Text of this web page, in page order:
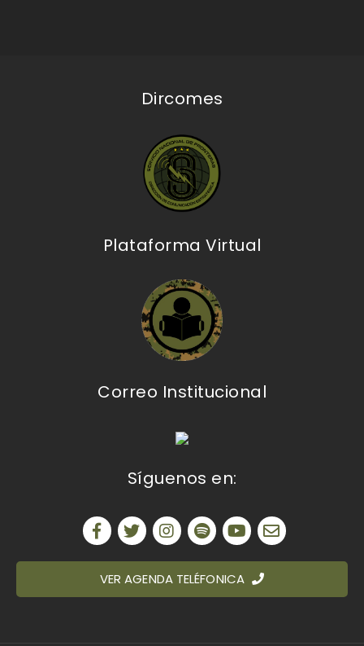
Dircomes
Plataforma Virtual
Correo Institucional
Síguenos en:
VER AGENDA TELÉFONICA